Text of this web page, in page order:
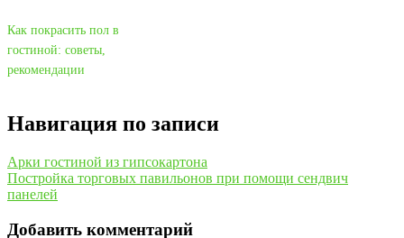
Как покрасить пол в
гостиной: советы,
рекомендации
Навигация по записи
Арки гостиной из гипсокартона
Постройка торговых павильонов при помощи сендвич
панелей
Добавить комментарий